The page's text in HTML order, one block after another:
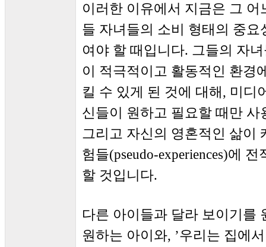
이러한 이유에서 지금은 그
들 자녀들의 소비 형태의 중
여야 할 때입니다. 그들의 자
이 적극적이고 활동적인 환경
킬 수 있게 된 것에 대해, 미디
신들이 원하고 필요할 때만
그리고 자신의 영혼적인 삶이
험들(pseudo-experiences)에
할 것입니다.
다른 아이들과 달라 보이기를
원하는 아이와, ’우리는 집에